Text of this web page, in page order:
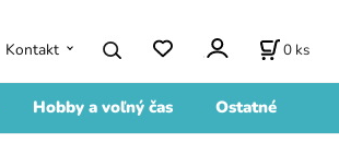
Hobby a voľný čas Ostatné
Kontakt 0 ks